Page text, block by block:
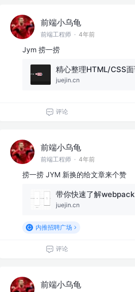
前端小乌龟
前端工程师 · 4年前
Jym 捞一捞
juejin.cn
评论
前端小乌龟
前端工程师 · 4年前
捞一捞 JYM 新换的给文章来个赞
带你快速了解webpack
juejin.cn
内推招聘广场
评论
前端小乌龟